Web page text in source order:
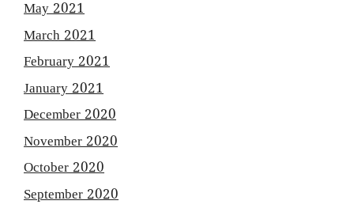
May 2021
March 2021
February 2021
January 2021
December 2020
November 2020
October 2020
September 2020